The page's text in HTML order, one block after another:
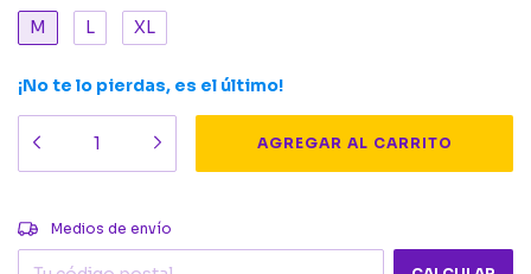
M L XL
¡No te lo pierdas, es el último!
Entregas para el CP:
Medios de envío